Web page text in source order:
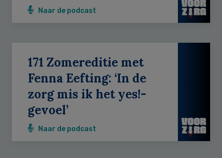
Naar de podcast
171 Zomereditie met
Fenna Eefting: ‘In de
zorg mis ik het yes!-
gevoel’
Naar de podcast